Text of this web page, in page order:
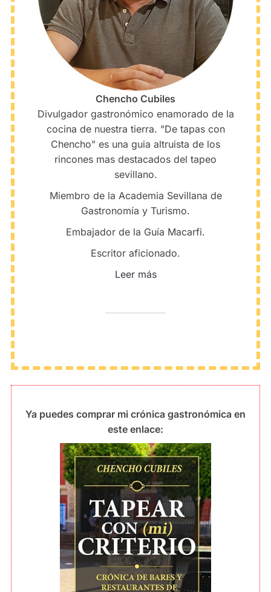
Chencho Cubiles
Divulgador gastronómico enamorado de la
cocina de nuestra tierra. "De tapas con
Chencho" es una guia altruista de los
rincones mas destacados del tapeo
sevillano.
Miembro de la Academia Sevillana de
Gastronomía y Turismo.
Embajador de la Guía Macarfi.
Escritor aficionado.
Leer más
Ya puedes comprar mi crónica gastronómica en
este enlace: